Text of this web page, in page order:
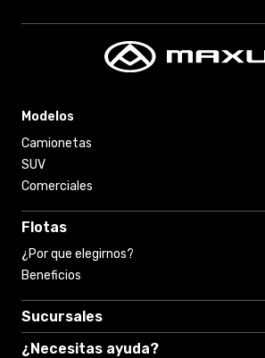
Modelos
Camionetas
SUV
Comerciales
Flotas
¿Por que elegirnos?
Beneficios
Sucursales
Concesionarios
¿Necesitas ayuda?